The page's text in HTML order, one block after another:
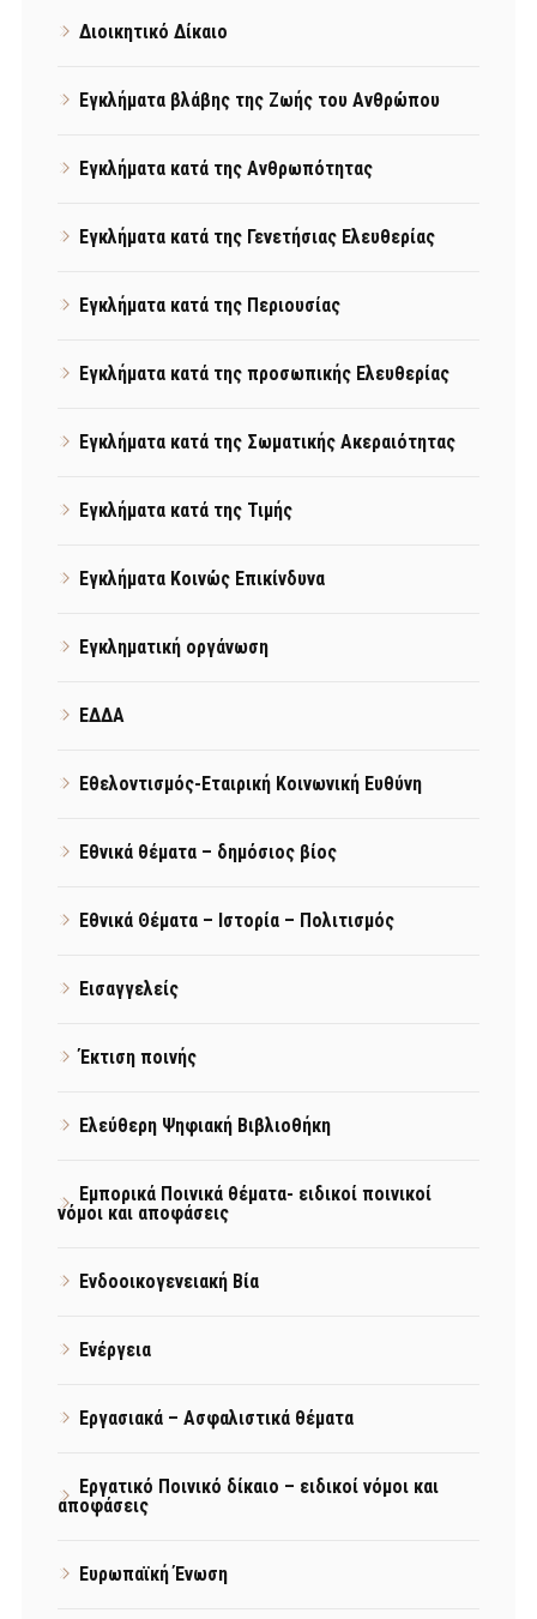
Διοικητικό Δίκαιο
Εγκλήματα βλάβης της Ζωής του Ανθρώπου
Εγκλήματα κατά της Ανθρωπότητας
Εγκλήματα κατά της Γενετήσιας Ελευθερίας
Εγκλήματα κατά της Περιουσίας
Εγκλήματα κατά της προσωπικής Ελευθερίας
Εγκλήματα κατά της Σωματικής Ακεραιότητας
Εγκλήματα κατά της Τιμής
Εγκλήματα Κοινώς Επικίνδυνα
Εγκληματική οργάνωση
ΕΔΔΑ
Εθελοντισμός-Εταιρική Κοινωνική Ευθύνη
Εθνικά θέματα – δημόσιος βίος
Εθνικά Θέματα – Ιστορία – Πολιτισμός
Εισαγγελείς
Έκτιση ποινής
Ελεύθερη Ψηφιακή Βιβλιοθήκη
Εμπορικά Ποινικά θέματα- ειδικοί ποινικοί
νόμοι και αποφάσεις
Ενδοοικογενειακή Βία
Ενέργεια
Εργασιακά – Ασφαλιστικά θέματα
Εργατικό Ποινικό δίκαιο – ειδικοί νόμοι και
αποφάσεις
Ευρωπαϊκή Ένωση